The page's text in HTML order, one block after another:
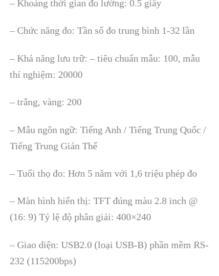
– Khoảng thời gian đo lường: 0.5 giây
– Chức năng đo: Tần số đo trung bình 1-32 lần
– Khả năng lưu trữ: – tiêu chuẩn mẫu: 100, mẫu
thí nghiệm: 20000
– trắng, vàng: 200
– Mẫu ngôn ngữ: Tiếng Anh / Tiếng Trung Quốc /
Tiếng Trung Giản Thể
– Tuổi thọ đo: Hơn 5 năm với 1,6 triệu phép đo
– Màn hình hiển thị: TFT đúng màu 2.8 inch @
(16: 9) Tỷ lệ độ phân giải: 400×240
– Giao diện: USB2.0 (loại USB-B) phần mềm RS-
232 (115200bps)